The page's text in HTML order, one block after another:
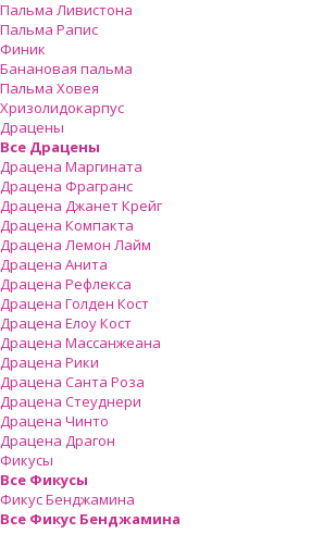
Пальма Ливистона
Пальма Рапис
Финик
Банановая пальма
Пальма Ховея
Хризолидокарпус
Драцены
Все Драцены
Драцена Маргината
Драцена Фрагранс
Драцена Джанет Крейг
Драцена Компакта
Драцена Лемон Лайм
Драцена Анита
Драцена Рефлекса
Драцена Голден Кост
Драцена Елоу Кост
Драцена Массанжеана
Драцена Рики
Драцена Санта Роза
Драцена Стеуднери
Драцена Чинто
Драцена Драгон
Фикусы
Все Фикусы
Фикус Бенджамина
Все Фикус Бенджамина